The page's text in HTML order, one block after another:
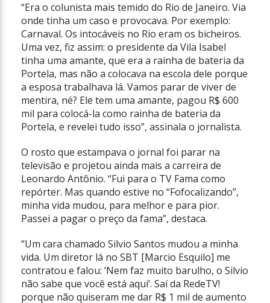
“Era o colunista mais temido do Rio de Janeiro. Via
onde tinha um caso e provocava. Por exemplo:
Carnaval. Os intocáveis no Rio eram os bicheiros.
Uma vez, fiz assim: o presidente da Vila Isabel
tinha uma amante, que era a rainha de bateria da
Portela, mas não a colocava na escola dele porque
a esposa trabalhava lá. Vamos parar de viver de
mentira, né? Ele tem uma amante, pagou R$ 600
mil para colocá-la como rainha de bateria da
Portela, e revelei tudo isso”, assinala o jornalista.
O rosto que estampava o jornal foi parar na
televisão e projetou ainda mais a carreira de
Leonardo Antônio. “Fui para o TV Fama como
repórter. Mas quando estive no “Fofocalizando”,
minha vida mudou, para melhor e para pior.
Passei a pagar o preço da fama”, destaca.
“Um cara chamado Silvio Santos mudou a minha
vida. Um diretor lá no SBT [Marcio Esquilo] me
contratou e falou: ‘Nem faz muito barulho, o Silvio
não sabe que você está aqui’. Saí da RedeTV!
porque não quiseram me dar R$ 1 mil de aumento